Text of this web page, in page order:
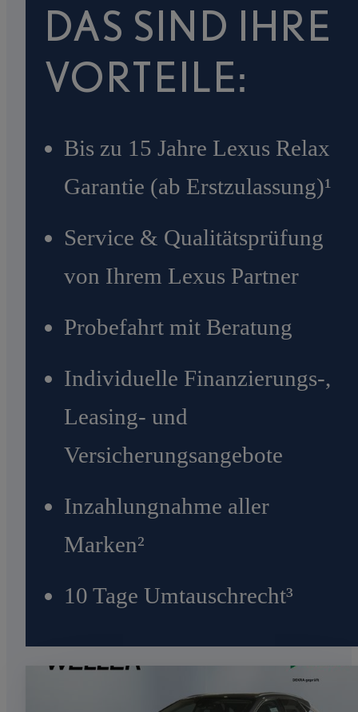
DAS SIND IHRE
VORTEILE:
Bis zu 15 Jahre Lexus Relax
Garantie (ab Erstzulassung)¹
Service & Qualitätsprüfung
von Ihrem Lexus Partner
Probefahrt mit Beratung
Individuelle Finanzierungs-,
Leasing- und
Versicherungsangebote
Inzahlungnahme aller
Marken²
10 Tage Umtauschrecht³